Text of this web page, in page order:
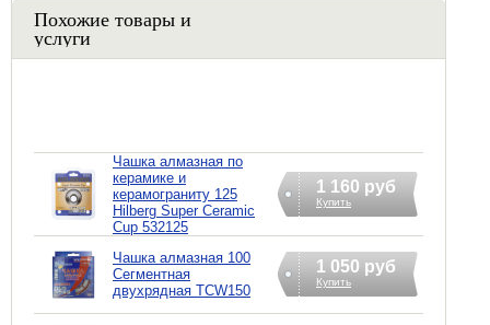
Похожие товары и
услуги
Чашка алмазная по
керамике и
керамограниту 125
Hilberg Super Ceramic
Cup 532125
1 160 руб
Купить
Чашка алмазная 100
Сегментная
двухрядная TCW150
1 050 руб
Купить